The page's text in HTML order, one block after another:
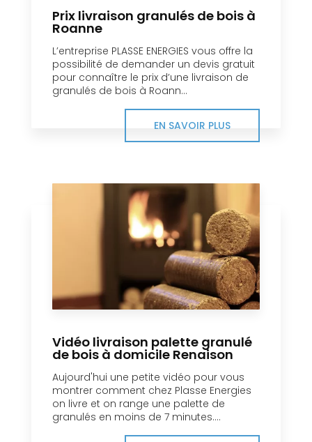
Prix livraison granulés de bois à
Roanne
L’entreprise PLASSE ENERGIES vous offre la
possibilité de demander un devis gratuit
pour connaître le prix d’une livraison de
granulés de bois à Roann...
EN SAVOIR PLUS
Vidéo livraison palette granulé
de bois à domicile Renaison
Aujourd'hui une petite vidéo pour vous
montrer comment chez Plasse Energies
on livre et on range une palette de
granulés en moins de 7 minutes....